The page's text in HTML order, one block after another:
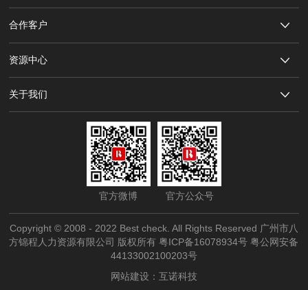
合作客户
资源中心
关于我们
官方微博 官方公众号
Copyright © 2008 - 2022 Best check. All Rights Reserved 广州市八
方锦程人力资源有限公司 版权所有粤ICP备16078934号 粤公网安备
44133002100203号
网站建设：互诺科技